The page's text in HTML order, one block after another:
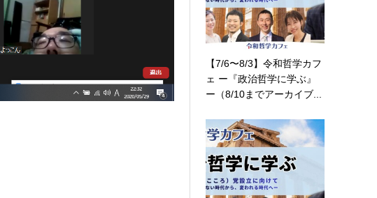
【7/6〜8/3】令和哲学カフ
ェ ー『政治哲学に学ぶ』
ー（8/10までアーカイブ...